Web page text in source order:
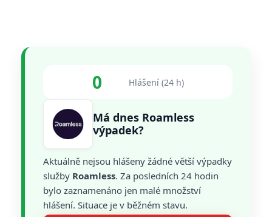
0 Hlášení (24 h)
Má dnes Roamless
výpadek?
Aktuálně nejsou hlášeny žádné větší výpadky
služby Roamless. Za posledních 24 hodin
bylo zaznamenáno jen malé množství
hlášení. Situace je v běžném stavu.